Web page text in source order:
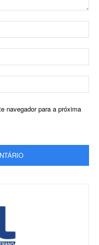
navegador para a próxima